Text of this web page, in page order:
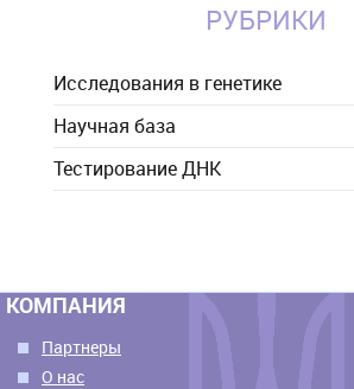
РУБРИКИ
Исследования в генетике
Научная база
Тестирование ДНК
КОМПАНИЯ
Партнеры
О нас